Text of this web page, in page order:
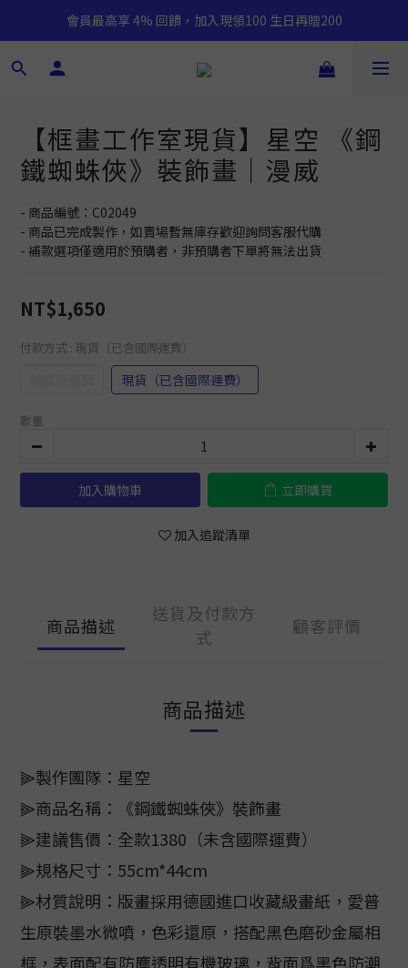
會員最高享 4% 回饋，加入現領100 生日再贈200
【框畫工作室現貨】星空 《鋼
鐵蜘蛛俠》裝飾畫｜漫威
- 商品編號：C02049
- 商品已完成製作，如賣場暫無庫存歡迎詢問客服代購
- 補款選項僅適用於預購者，非預購者下單將無法出貨
NT$1,650
付款方式 : 現貨（已含國際運費）
現貨（已含國際運費）
數量
加入購物車 立即購買
加入追蹤清單
商品描述
送貨及付款方
式
顧客評價
商品描述
⫸製作團隊：星空
⫸商品名稱：《鋼鐵蜘蛛俠》裝飾畫
⫸建議售價：全款1380（未含國際運費）
⫸規格尺寸：55cm*44cm
⫸材質說明：版畫採用德國進口收藏級畫紙，愛普
生原裝墨水微噴，色彩還原，搭配黑色磨砂金屬相
框，表面配有防塵透明有機玻璃，背面爲黑色防潮